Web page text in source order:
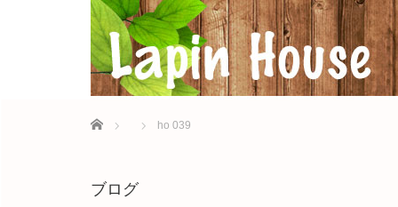
Home ho 039
ブログ